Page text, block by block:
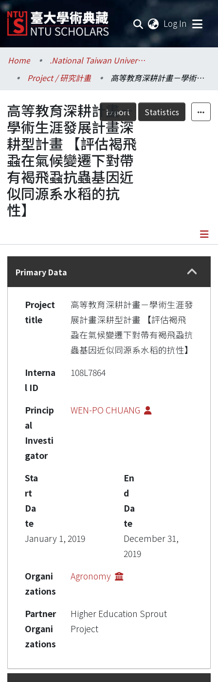
Log In
Communities & Collections
Research Outputs
Fundings & Projects
Researchers
Organizations
Statistics
Home
.National Taiwan University / 國立臺灣大學
Project / 研究計畫
高等教育深耕計畫－學術生涯發展計畫深耕型計畫 【評估褐飛蝨在氣候變遷下對帶有褐飛蝨抗蟲基因近似同源系水稻的抗性】
Export Statistics
高等教育深耕計畫－
學術生涯發展計畫深
耕型計畫 【評估褐飛
蝨在氣候變遷下對帶
有褐飛蝨抗蟲基因近
似同源系水稻的抗
性】
Details
Primary Data
Project
title
高等教育深耕計畫－學術生涯發
展計畫深耕型計畫 【評估褐飛
蝨在氣候變遷下對帶有褐飛蝨抗
蟲基因近似同源系水稻的抗性】
Interna
l ID
108L7864
Princip
al
Investi
gator
WEN-PO CHUANG
Sta
rt
Da
te
January 1, 2019
En
d
Da
te
December 31,
2019
Organi
zations
Agronomy
Partner
Organi
zations
Higher Education Sprout
Project